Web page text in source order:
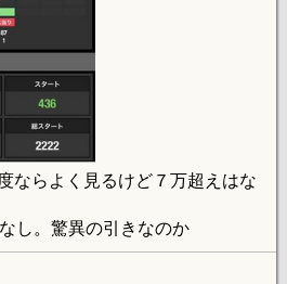
ならよく見るけど７万超えはな
し。驚異の引きなのか